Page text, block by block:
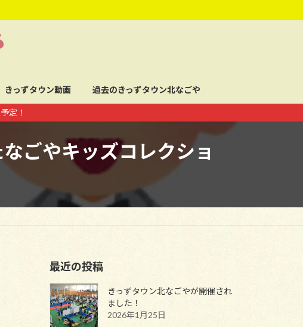
きっずタウン動画 過去のきっずタウン北なごや
定！
ごやキッズコレクショ
最近の投稿
きっずタウン北なごやが開催され
ました！
2026年1月25日